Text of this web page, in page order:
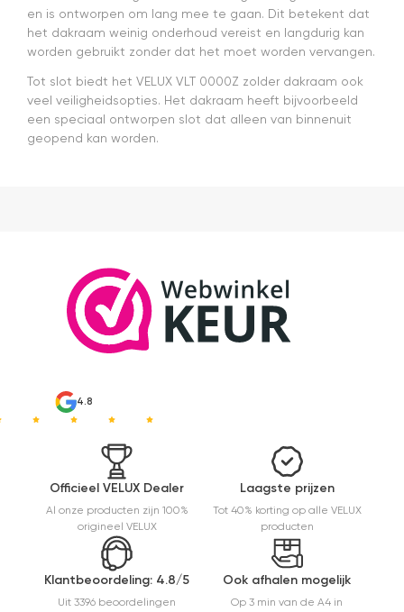
worden
verkocht.
Maar
installatie
heel
makkelijk(
ben denk
inrollen.
en is ontworpen om lang mee te gaan. Dit betekent dat
het dakraam weinig onderhoud vereist en langdurig kan
worden gebruikt zonder dat het moet worden vervangen.
Tot slot biedt het VELUX VLT 0000Z zolder dakraam ook
veel veiligheidsopties. Het dakraam heeft bijvoorbeeld
een speciaal ontworpen slot dat alleen van binnenuit
geopend kan worden.
4.8
Officieel VELUX Dealer
Al onze producten zijn 100%
origineel VELUX
Laagste prijzen
Tot 40% korting op alle VELUX
producten
Klantbeoordeling: 4.8/5
Uit 3396 beoordelingen
Ook afhalen mogelijk
Op 3 min van de A4 in